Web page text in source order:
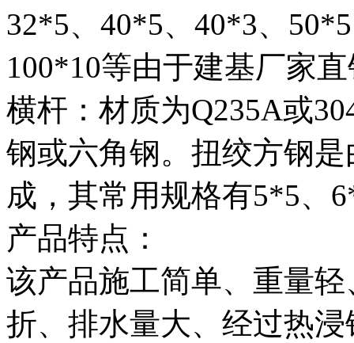
32*5、40*5、40*3、
100*10等由于建基厂家
横杆：材质为Q235A或
钢或六角钢。扭绞方钢
成，其常用规格有5*5、
产品特点：
该产品施工简单、重量
折、排水量大、经过热